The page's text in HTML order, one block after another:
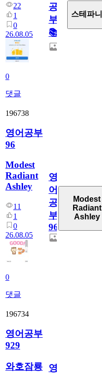
22
1
0
26.08.05
0
댓글
공
부!
📚
스테파니
196738
영어공부
96
Modest
Radiant
Ashley
11
1
0
26.08.05
0
댓글
영
어
공
부
96
Modest
Radiant
Ashley
196734
영어공부
929
와호잠룡
영